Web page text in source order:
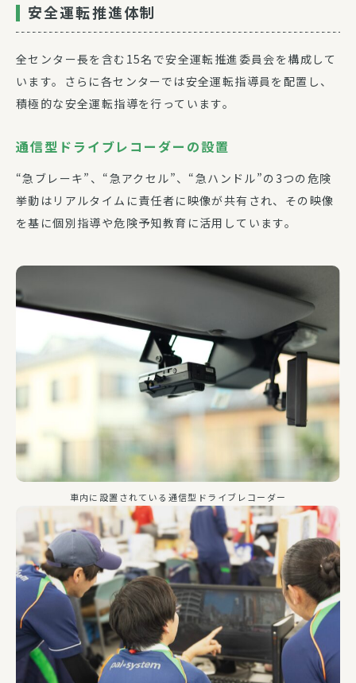
安全運転推進体制
全センター長を含む15名で安全運転推進委員会を構成して
います。さらに各センターでは安全運転指導員を配置し、
積極的な安全運転指導を行っています。
通信型ドライブレコーダーの設置
“急ブレーキ”、“急アクセル”、“急ハンドル”の3つの危険
挙動はリアルタイムに責任者に映像が共有され、その映像
を基に個別指導や危険予知教育に活用しています。
車内に設置されている通信型ドライブレコーダー